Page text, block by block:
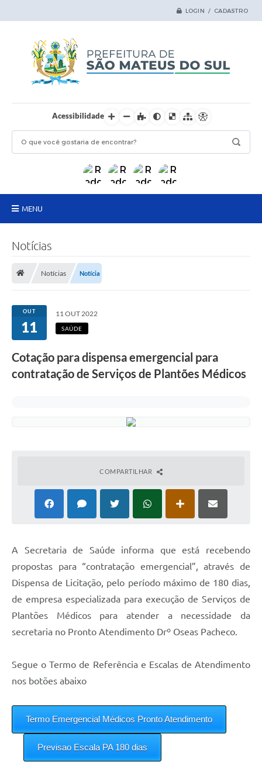
LOGIN / CADASTRO
Acessibilidade
MENU
Transparência
Secretarias
Ouvidoria
PSS Unificado 2025
INOVA_SÃO MATEUS DO SUL
Chamamento Público para Artistas Locais
Projeto Nascente Viva
Agência do Trabalhador
Previdência Complementar
Telefones Prefeitura Municipal
Imprensa
Telefones Postos de Saúde
Notícias
Notícias Notícia
OUT
11
11 OUT 2022
SAÚDE
Cotação para dispensa emergencial para
contratação de Serviços de Plantões Médicos
COMPARTILHAR
A Secretaria de Saúde informa que está recebendo
propostas para “contratação emergencial”, através de
Dispensa de Licitação, pelo período máximo de 180 dias,
de empresa especializada para execução de Serviços de
Plantões Médicos para atender a necessidade da
secretaria no Pronto Atendimento Drº Oseas Pacheco.
Segue o Termo de Referência e Escalas de Atendimento
nos botões abaixo
Termo Emergencial Médicos Pronto Atendimento
Previsao Escala PA 180 dias